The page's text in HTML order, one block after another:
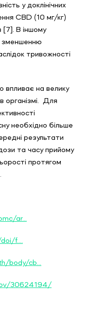
у доклінічних
CBD (10 мг/кг)
[7]. В іншому
зменшенню
тривожності
на велику
організмі. Для
необхідно більше
результати
та часу прийому
протягом
ar...
f....
body/cb...
30624194/